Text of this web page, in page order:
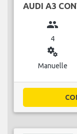
AUDI A3
group
4
miscellaneous_services
Manuelle